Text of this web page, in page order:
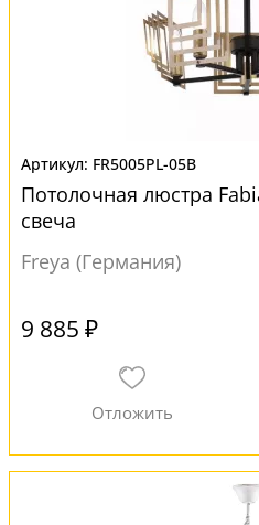
FR5005PL-05B
Потолочная люстра
свеча
Freya (Германия)
9 885 ₽